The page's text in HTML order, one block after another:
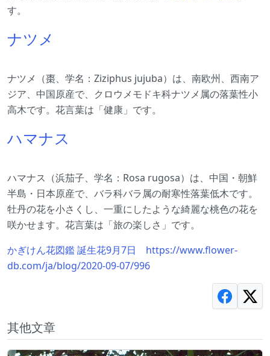
す。
ナツメ
ナツメ（棗、学名：Ziziphus jujuba）は、南欧州、西南ア
ジア、中国原産で、クロウメモドキ科ナツメ属の落葉性小
高木です。花言葉は「健康」です。
ハマナス
ハマナス（浜茄子、学名：Rosa rugosa）は、中国・朝鮮
半島・日本原産で、バラ科バラ属の耐寒性落葉低木です。
牡丹の花を小さくし、一重にしたような綺麗な桃色の花を
咲かせます。花言葉は「旅の楽しさ」です。
かぎけん花図鑑 誕生花9月7日 https://www.flower-
db.com/ja/blog/2020-09-07/996
其他文章